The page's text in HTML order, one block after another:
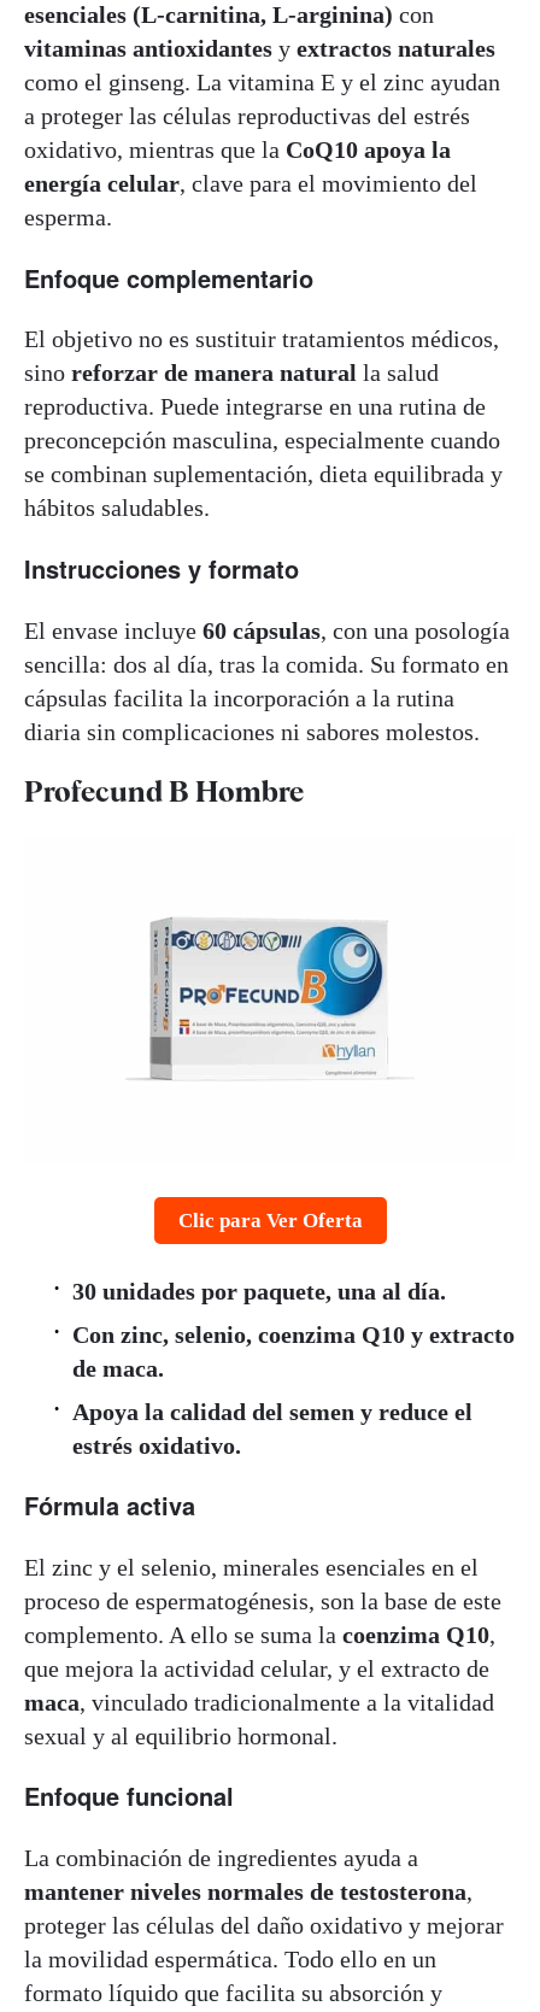
esenciales (L-carnitina, L-arginina) con
vitaminas antioxidantes y extractos naturales
como el ginseng. La vitamina E y el zinc ayudan
a proteger las células reproductivas del estrés
oxidativo, mientras que la CoQ10 apoya la
energía celular, clave para el movimiento del
esperma.
Enfoque complementario
El objetivo no es sustituir tratamientos médicos,
sino reforzar de manera natural la salud
reproductiva. Puede integrarse en una rutina de
preconcepción masculina, especialmente cuando
se combinan suplementación, dieta equilibrada y
hábitos saludables.
Instrucciones y formato
El envase incluye 60 cápsulas, con una posología
sencilla: dos al día, tras la comida. Su formato en
cápsulas facilita la incorporación a la rutina
diaria sin complicaciones ni sabores molestos.
Profecund B Hombre
Clic para Ver Oferta
30 unidades por paquete, una al día.
Con zinc, selenio, coenzima Q10 y extracto
de maca.
Apoya la calidad del semen y reduce el
estrés oxidativo.
Fórmula activa
El zinc y el selenio, minerales esenciales en el
proceso de espermatogénesis, son la base de este
complemento. A ello se suma la coenzima Q10,
que mejora la actividad celular, y el extracto de
maca, vinculado tradicionalmente a la vitalidad
sexual y al equilibrio hormonal.
Enfoque funcional
La combinación de ingredientes ayuda a
mantener niveles normales de testosterona,
proteger las células del daño oxidativo y mejorar
la movilidad espermática. Todo ello en un
formato líquido que facilita su absorción y